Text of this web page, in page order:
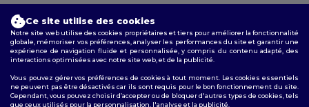
Suivez-nous
Ce site utilise des cookies
Notre site web utilise des cookies propriétaires et tiers pour améliorer la fonctionnalité
globale, mémoriser vos préférences, analyser les performances du site et garantir une
expérience de navigation fluide et personnalisée, y compris du contenu adapté, des
interactions optimisées avec notre site web, et de la publicité.
Vous pouvez gérer vos préférences de cookies à tout moment. Les cookies essentiels
ne peuvent pas être désactivés car ils sont requis pour le bon fonctionnement du site.
Cependant, vous pouvez choisir d’accepter ou de bloquer d'autres types de cookies, tels
que ceux utilisés pour la personnalisation, l'analyse et la publicité.